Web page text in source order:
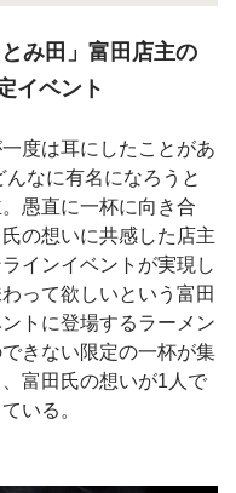
み田」富田店主の
イベント
度は耳にしたことがあ
なに有名になろうと
愚直に一杯に向き合
の想いに共感した店主
インイベントが実現し
って欲しいという富田
トに登場するラーメン
きない限定の一杯が集
富田氏の想いが1人で
いる。